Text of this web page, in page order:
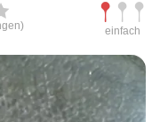
einfach